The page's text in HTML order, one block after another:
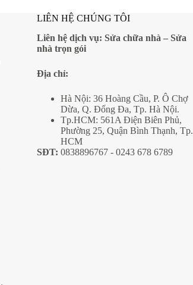
LIÊN HỆ CHÚNG TÔI
Liên hệ dịch vụ: Sửa chữa nhà – Sửa
nhà trọn gói
Địa chỉ:
Hà Nội: 36 Hoàng Cầu, P. Ô Chợ
Dừa, Q. Đống Đa, Tp. Hà Nội.
Tp.HCM: 561A Điện Biên Phủ,
Phường 25, Quận Bình Thạnh, Tp.
HCM
SĐT: 0838896767- 0243 678 6789